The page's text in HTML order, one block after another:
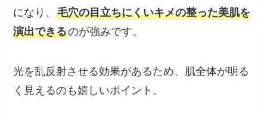
になり、毛穴の目立ちにくいキメの整った美肌を
演出できるのが強みです。
光を乱反射させる効果があるため、肌全体が明る
く見えるのも嬉しいポイント。